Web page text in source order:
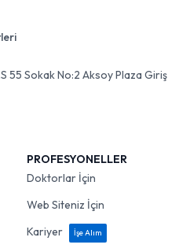
55 Sokak No:2 Aksoy Plaza Giriş
PROFESYONELLER
Doktorlar İçin
Web Siteniz İçin
Kariyer
İşe Alım